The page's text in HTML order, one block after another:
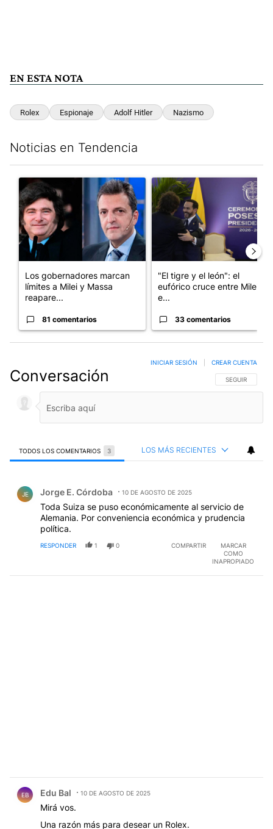
EN ESTA NOTA
Rolex Espionaje Adolf Hitler Nazismo
Noticias en Tendencia
Un artículo de tendencia con el título "Los gobernadores
Los gobernadores marcan
límites a Milei y Massa
reapare...
81 comentarios
Un artículo de tendencia con
"El tigre y el león": el
eufórico cruce entre Milei y
e...
33 comentarios
Conversación SIGA ESTA
SEGUIR
INICIAR SESIÓN CREAR CUENTA
TODOS LOS COMENTARIOS 3 LOS MÁS RECIENTES
JE Jorge E. Córdoba 10 DE AGOSTO DE 2025
Toda Suiza se puso económicamente al servicio de
Alemania. Por conveniencia económica y prudencia
política.
RESPONDER 1 0 COMPARTIR
MARCAR
COMO
INAPROPIADO
EB Edu Bal 10 DE AGOSTO DE 2025
Mirá vos.
Una razón más para desear un Rolex.